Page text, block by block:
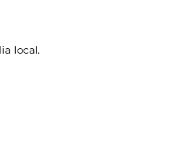
local.